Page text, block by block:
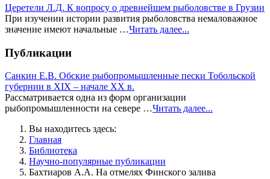
Церетели Л.Д. К вопросу о древнейшем рыболовстве в Грузии
При изучении истории развития рыболовства немаловажное
значение имеют начальные …Читать далее...
Публикации
Санкин Е.В. Обские рыбопромышленные пески Тобольской
губернии в XIX – начале XX в.
Рассматривается одна из форм организации
рыбопромышленности на севере …Читать далее...
Вы находитесь здесь:
Главная
Библиотека
Научно-популярные публикации
Бахтиаров А.А. На отмелях Финского залива